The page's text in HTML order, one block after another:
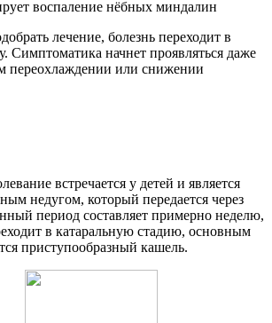
воспаление нёбных миндалин
лечение, болезнь переходит в
Симптоматика начнет проявляться даже
переохлаждении или снижении
встречается у детей и является
недугом, который передается через
период составляет примерно неделю,
в катаральную стадию, основным
приступообразный кашель.